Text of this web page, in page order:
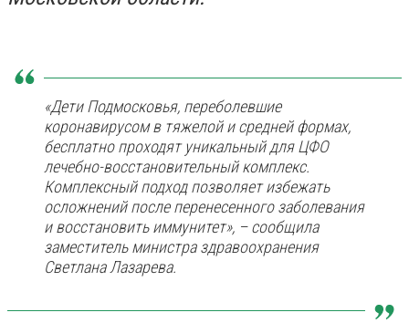
«Дети Подмосковья, переболевшие
коронавирусом в тяжелой и средней формах,
бесплатно проходят уникальный для ЦФО
лечебно-восстановительный комплекс.
Комплексный подход позволяет избежать
осложнений после перенесенного заболевания
и восстановить иммунитет», – сообщила
заместитель министра здравоохранения
Светлана Лазарева.